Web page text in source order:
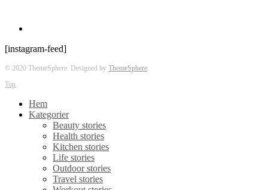
[instagram-feed]
© 2020 ThemeSphere. Designed by ThemeSphere.
Top
Hem
Kategorier
Beauty stories
Health stories
Kitchen stories
Life stories
Outdoor stories
Travel stories